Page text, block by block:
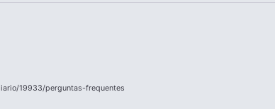
19933/perguntas-frequentes